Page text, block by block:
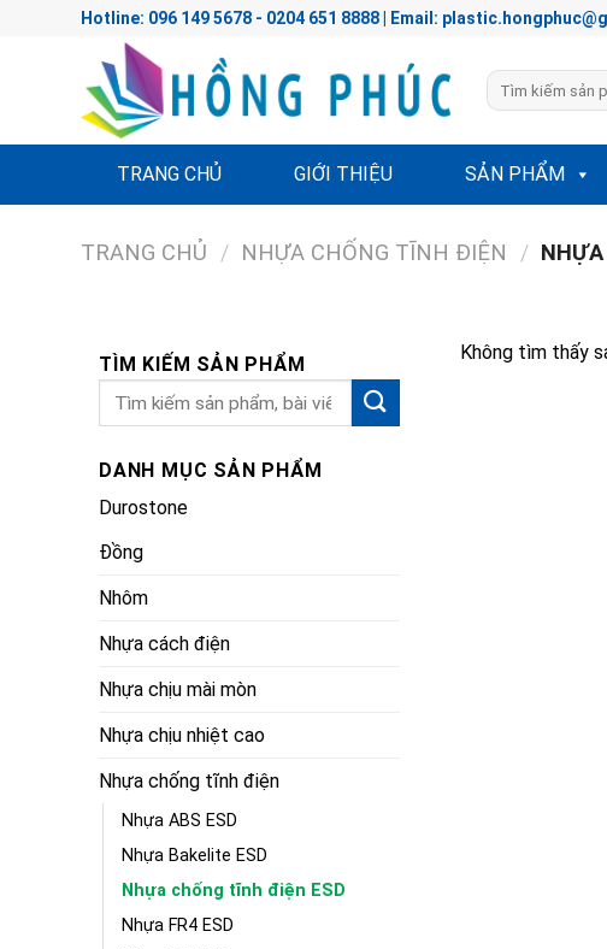
Hotline: 096 149 5678 - 0204 651 8888 | Email:
Tìm
kiếm:
TRANG CHỦ GIỚI THIỆU SẢN PHẨM
TRANG CHỦ / NHỰA CHỐNG TĨNH ĐIỆN /
TÌM KIẾM SẢN PHẨM
DANH MỤC SẢN PHẨM
Durostone
Đồng
Nhôm
Nhựa cách điện
Nhựa chịu mài mòn
Nhựa chịu nhiệt cao
Nhựa chống tĩnh điện
Nhựa ABS ESD
Nhựa Bakelite ESD
Nhựa chống tĩnh điện ESD
Nhựa FR4 ESD
Không tìm thấy